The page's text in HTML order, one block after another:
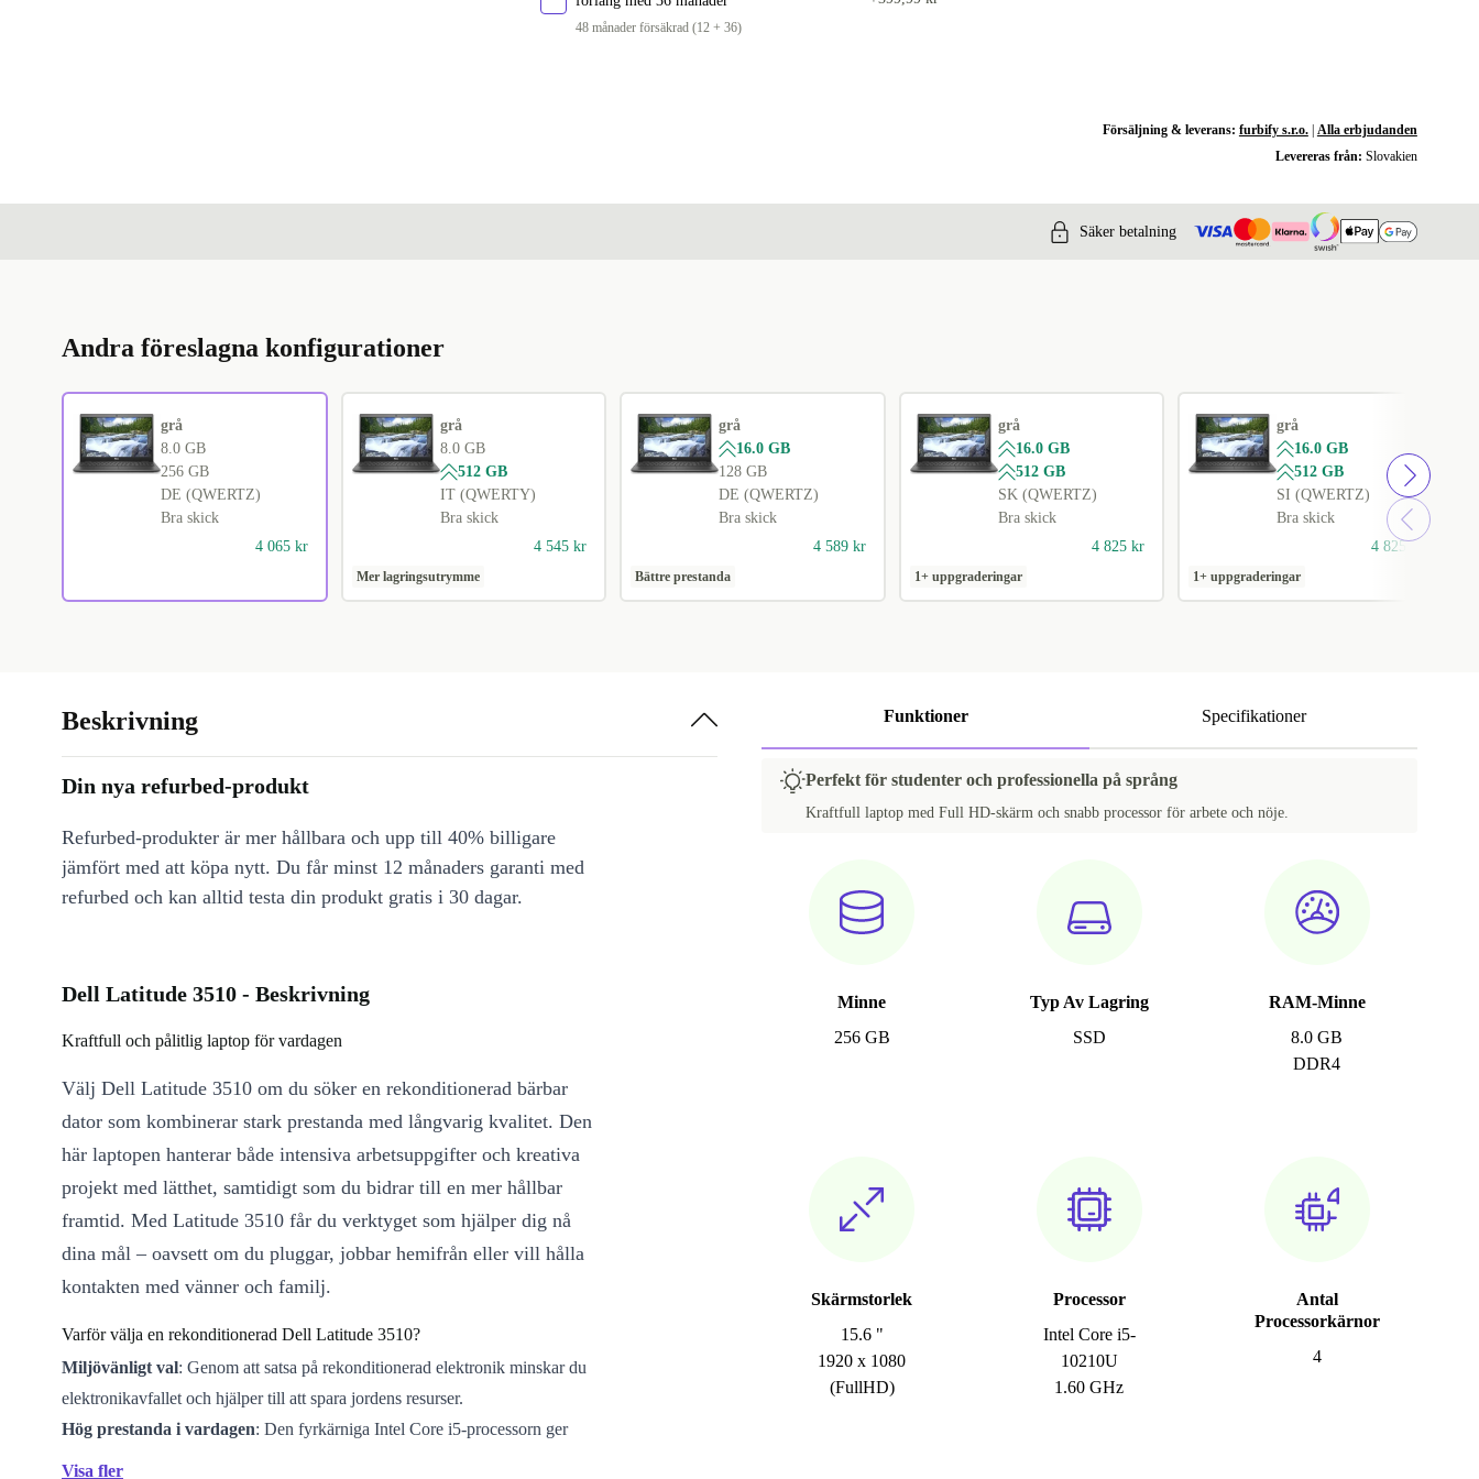
PT (QWERTY)
48 månader försäkrad (12 + 36)
Försäljning & leverans: furbify s.r.o.| Alla erbjudanden
Levereras från: Slovakien
Säker betalning
Andra föreslagna konfigurationer
grå
8.0 GB
256 GB
DE (QWERTZ)
Bra skick
4 065 kr
grå
8.0 GB
512 GB
IT (QWERTY)
Bra skick
4 545 kr
Mer lagringsutrymme
grå
16.0 GB
128 GB
DE (QWERTZ)
Bra skick
4 589 kr
Bättre prestanda
grå
16.0 GB
512 GB
SK (QWERTZ)
Bra skick
4 825 kr
1+ uppgraderingar
grå
16.0 GB
512 GB
SI (QWERTZ)
Bra skick
4 825 kr
1+ uppgraderingar
Funktioner Specifikationer
Perfekt för studenter och professionella på språng
Kraftfull laptop med Full HD-skärm och snabb processor för arbete och nöje.
Minne
256 GB
Typ Av Lagring
SSD
RAM-Minne
8.0 GB
DDR4
Skärmstorlek
15.6 "
1920 x 1080
(FullHD)
Processor
Intel Core i5-
10210U
1.60 GHz
Antal
Processorkärnor
4
Beskrivning
Din nya refurbed-produkt
Refurbed-produkter är mer hållbara och upp till 40% billigare
jämfört med att köpa nytt. Du får minst 12 månaders garanti med
refurbed och kan alltid testa din produkt gratis i 30 dagar.
Dell Latitude 3510 - Beskrivning
Kraftfull och pålitlig laptop för vardagen
Välj Dell Latitude 3510 om du söker en rekonditionerad bärbar
dator som kombinerar stark prestanda med långvarig kvalitet. Den
här laptopen hanterar både intensiva arbetsuppgifter och kreativa
projekt med lätthet, samtidigt som du bidrar till en mer hållbar
framtid. Med Latitude 3510 får du verktyget som hjälper dig nå
dina mål – oavsett om du pluggar, jobbar hemifrån eller vill hålla
kontakten med vänner och familj.
Varför välja en rekonditionerad Dell Latitude 3510?
Miljövänligt val: Genom att satsa på rekonditionerad elektronik minskar du
elektronikavfallet och hjälper till att spara jordens resurser.
Hög prestanda i vardagen: Den fyrkärniga Intel Core i5-processorn ger
snabb respons och klarar multitasking utan problem.
Visa fler